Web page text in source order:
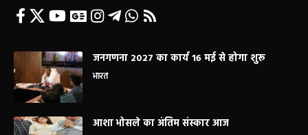
जनगणना 2027 का कार्य 16 मई से होगा शुरू
भारत
आशा भोसले का अंतिम संस्कार आज